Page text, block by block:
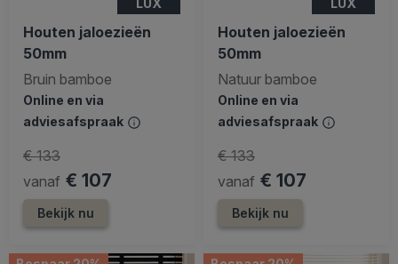
Houten jaloezieën
50mm
Bruin bamboe
Online en via
adviesafspraak
vanaf € 107
€ 133
Bekijk nu
Houten jaloezieën
50mm
Natuur bamboe
Online en via
adviesafspraak
vanaf € 107
€ 133
Bekijk nu